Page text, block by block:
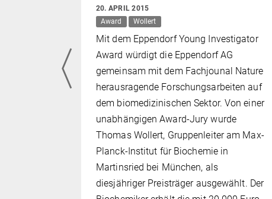
20. APRIL 2015
Award
Wollert
Mit dem Eppendorf Young Investigator
Award würdigt die Eppendorf AG
gemeinsam mit dem Fachjounal Nature
herausragende Forschungsarbeiten auf
dem biomedizinischen Sektor. Von einer
unabhängigen Award-Jury wurde
Thomas Wollert, Gruppenleiter am Max-
Planck-Institut für Biochemie in
Martinsried bei München, als
diesjähriger Preisträger ausgewählt. Der